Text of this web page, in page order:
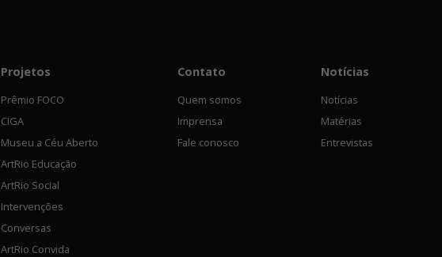
Projetos
Prêmio FOCO
CIGA
Museu a Céu Aberto
ArtRio Educação
ArtRio Social
Intervenções
Conversas
ArtRio Convida
Contato
Quem somos
Imprensa
Fale conosco
Notícias
Notícias
Matérias
Entrevistas